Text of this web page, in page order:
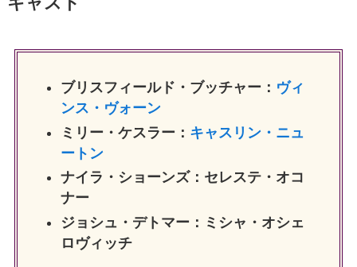
ブリスフィールド・ブッチャー： ヴィ
ンス・ヴォーン
ミリー・ケスラー： キャスリン・ニュ
ートン
ナイラ・ショーンズ：セレステ・オコ
ナー
ジョシュ・デトマー：ミシャ・オシェ
ロヴィッチ